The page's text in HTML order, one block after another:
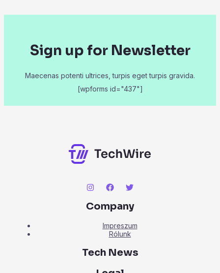
Sign up for Newsletter
Maecenas potenti ultrices, turpis eget turpis gravida.
[wpforms id="437"]
Company
Impreszum
Rólunk
Tech News